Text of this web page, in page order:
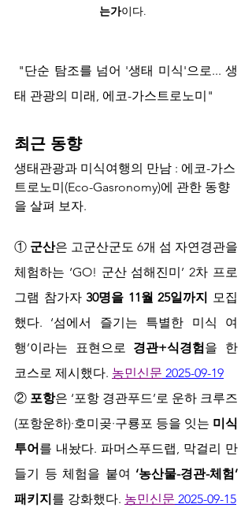
는가이다.
"단순 탐조를 넘어 '생태 미식'으로... 생
태 관광의 미래, 에코-가스트로노미"
최근 동향
생태관광과 미식여행의 만남 : 에코-가스
트로노미(Eco-Gasronomy)에 관한 동향
을 살펴 보자.
① 군산은 고군산군도 6개 섬 자연경관을
체험하는 ‘GO! 군산 섬해진미’ 2차 프로
그램 참가자 30명을 11월 25일까지 모집
했다. ‘섬에서 즐기는 특별한 미식 여
행’이라는 표현으로 경관+식경험을 한
코스로 제시했다. 농민신문 2025-09-19
② 포항은 ‘포항 경관푸드’로 운하 크루즈
(포항운하)·호미곶·구룡포 등을 잇는 미식
투어를 내놨다. 파머스푸드랩, 막걸리 만
들기 등 체험을 붙여 ‘농산물-경관-체험’
패키지를 강화했다. 농민신문 2025-09-15